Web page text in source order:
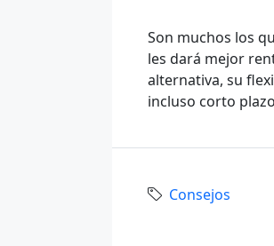
Son muchos los
les dará mejor
alternativa, su
incluso corto
Consejos